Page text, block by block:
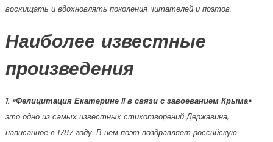
восхищать и вдохновлять поколения читателей и поэтов.
Наиболее известные
произведения
1. «Фелицитация Екатерине II в связи с завоеванием Крыма»–
это одно из самых известных стихотворений Державина,
написанное в 1787 году. В нем поэт поздравляет российскую